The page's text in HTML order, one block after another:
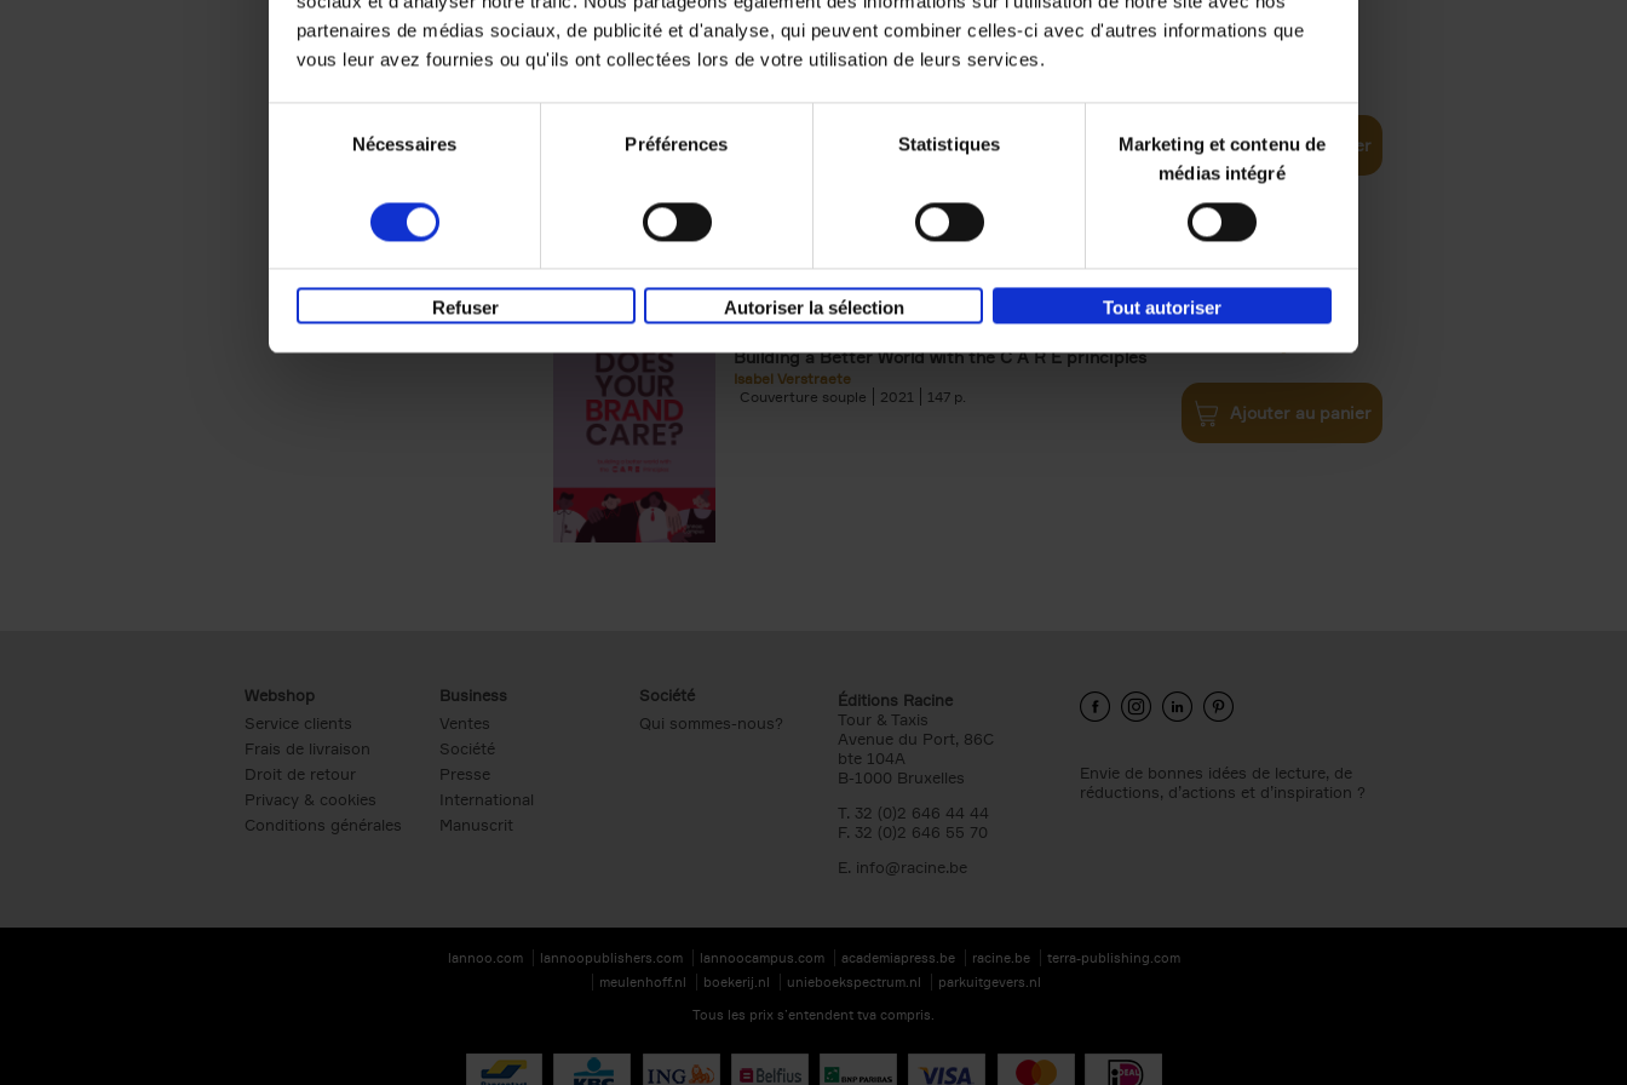
partenaires de médias sociaux, de publicité et d'analyse, qui peuvent combiner celles-ci avec d'autres informations que
vous leur avez fournies ou qu'ils ont collectées lors de votre utilisation de leurs services.
Nécessaires Préférences Statistiques
Marketing et contenu de
médias intégré
Refuser Autoriser la sélection Tout autoriser
Building Bonds = Building Business
Ajouter au panier
Does Your Brand Care?
Building a Better World with the C A R E principles
Isabel Verstraete
Couverture souple
2021 147
€34,99
Ajouter au panier
Webshop
Service clients
Frais de livraison
Droit de retour
Privacy & cookies
Conditions générales
Business
Ventes
Société
Presse
International
Manuscrit
Société
Qui sommes-nous?
Éditions Racine
Tour & Taxis
Avenue du Port, 86C
bte 104A
B-1000 Bruxelles
T. 32 (0)2 646 44 44
F. 32 (0)2 646 55 70
E. info@racine.be
Envie de bonnes idées de lecture, de
réductions, d’actions et d’inspiration ?
lannoo.com lannoopublishers.com lannoocampus.com academiapress.be racine.be
terra-publishing.com
meulenhoff.nl
boekerij.nl unieboekspectrum.nl
parkuitgevers.nl
Tous les prix s’entendent tva compris.